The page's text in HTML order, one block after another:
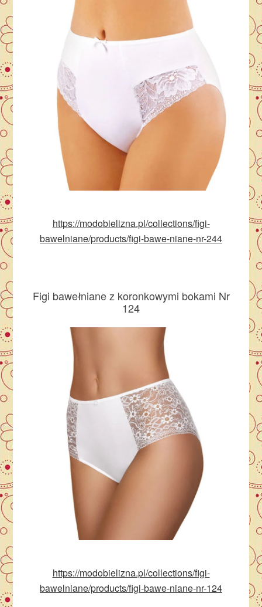
https://modobielizna.pl/collections/figi-
bawelniane/products/figi-bawe-niane-nr-244
Figi bawełniane z koronkowymi bokami Nr
124
https://modobielizna.pl/collections/figi-
bawelniane/products/figi-bawe-niane-nr-124